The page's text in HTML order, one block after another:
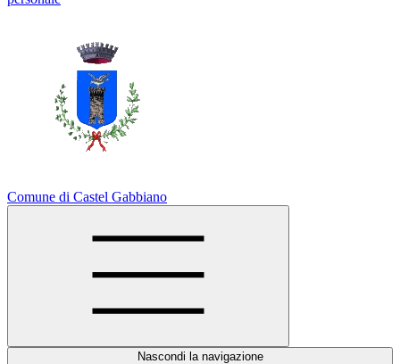
Comune di Castel Gabbiano
Nascondi la navigazione